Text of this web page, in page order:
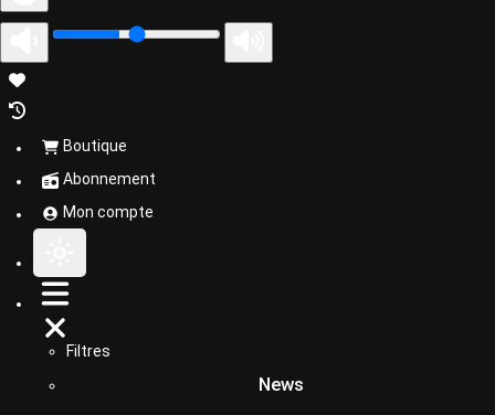
Boutique
Abonnement
Mon compte
Filtres
News